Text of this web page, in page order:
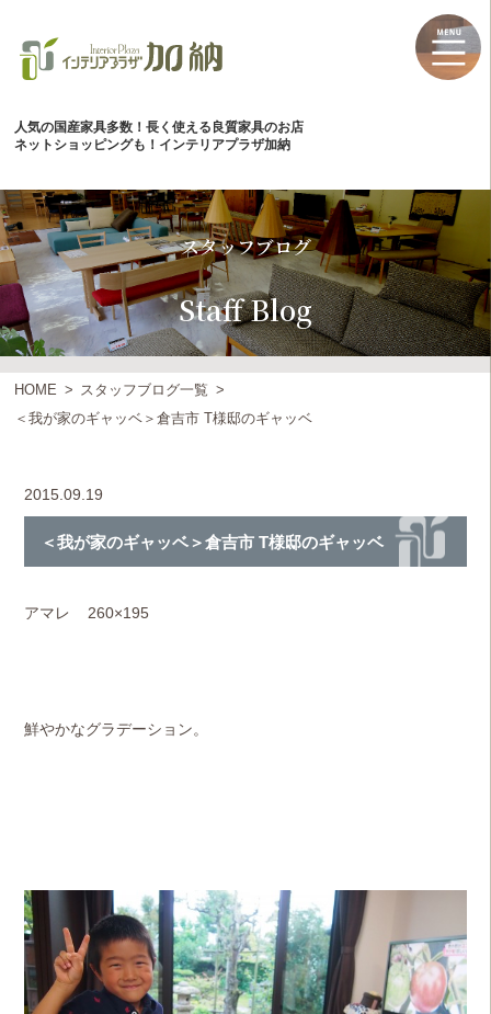
人気の国産家具多数！長く使える良質家具のお店
ネットショッピングも！インテリアプラザ加納
スタッフブログ
Staff Blog
HOME
スタッフブログ一覧
＜我が家のギャッベ＞倉吉市 T様邸のギャッベ
2015.09.19
＜我が家のギャッベ＞倉吉市 T様邸のギャッベ
アマレ 260×195
鮮やかなグラデーション。